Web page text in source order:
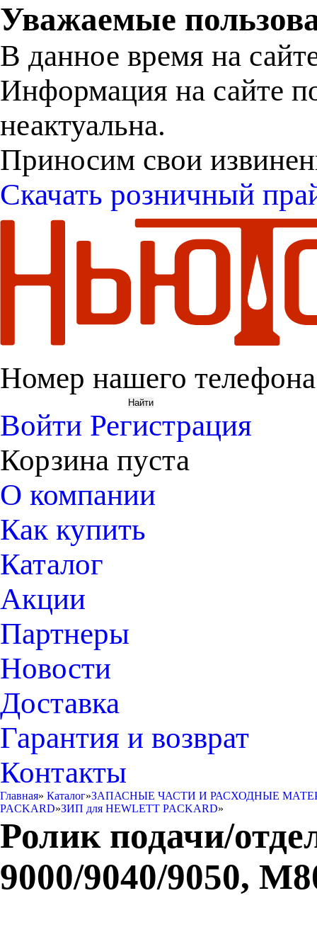
Уважаемые
В данное время на
Информация на сайте
неактуальна.
Приносим свои
Скачать розничный
Номер нашего
Войти Регистрация
Корзина пуста
О компании
Как купить
Каталог
Акции
Партнеры
Новости
Доставка
Гарантия и возврат
Контакты
Главная» Каталог»ЗАПАСНЫЕ ЧАСТИ И РАСХОДНЫЕ
PACKARD»ЗИП для HEWLETT PACKARD»
Ролик подачи/
9000/9040/9050,